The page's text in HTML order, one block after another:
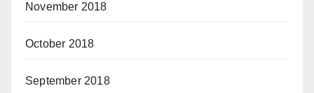
November 2018
October 2018
September 2018